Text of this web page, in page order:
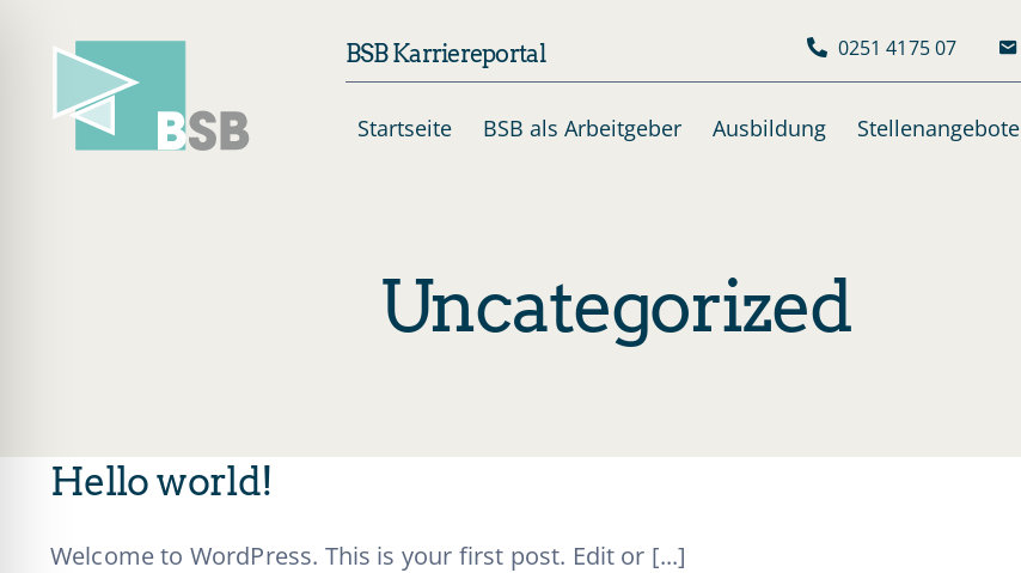
content
BSB Karriereportal 0251 4175 07
Startseite BSB als Arbeitgeber Ausbildung Stellenangebote
Uncategorized
Hello world!
Welcome to WordPress. This is your first post. Edit or [...]